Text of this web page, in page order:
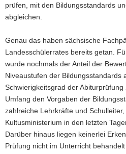
prüfen, mit den Bildungsstandards
abgleichen.
Genau das haben sächsische
Landesschülerrates bereits getan.
wurde nochmals der Anteil der
Niveaustufen der Bildungsstandards
Schwierigkeitsgrad der
Umfang den Vorgaben der
zahlreiche Lehrkräfte und
Kultusministerium in den letzten
Darüber hinaus liegen keinerlei
Prüfung nicht im Unterricht behandelt